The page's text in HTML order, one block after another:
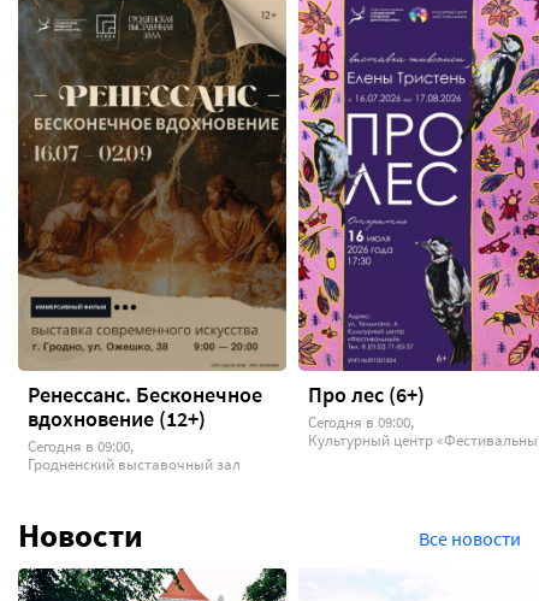
Ренессанс. Бесконечное
вдохновение (12+)
Сегодня в 09:00,
Гродненский выставочный зал
Про лес (6+)
Сегодня в 09:00,
Культурный центр
Все новости
Новости